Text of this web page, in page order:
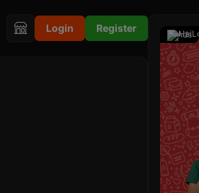
Login Register
Ads